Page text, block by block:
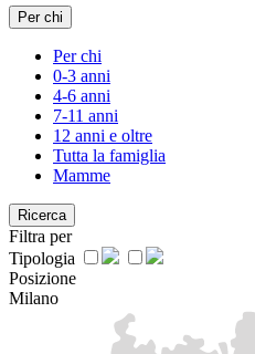
Per chi
Per chi
0-3 anni
4-6 anni
7-11 anni
12 anni e oltre
Tutta la famiglia
Mamme
Ricerca
Filtra per
Tipologia
Posizione
Milano